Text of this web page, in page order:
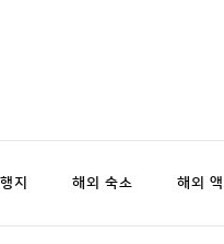
지 해외 숙소 해외